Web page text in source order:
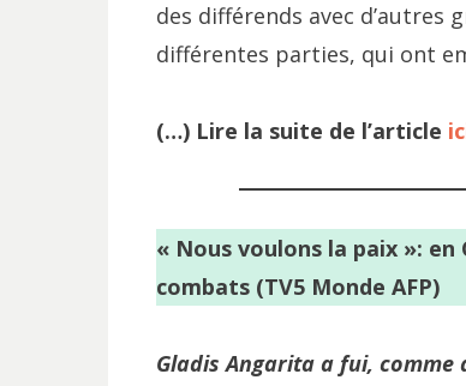
des différends avec d’autres
différentes parties, qui ont
(…) Lire la suite de l’article
« Nous voulons la paix »:
combats (TV5 Monde AFP)
Gladis Angarita a fui, comme